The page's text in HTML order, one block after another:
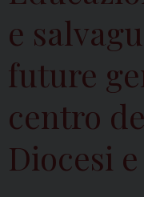
e
future
centro
Diocesi